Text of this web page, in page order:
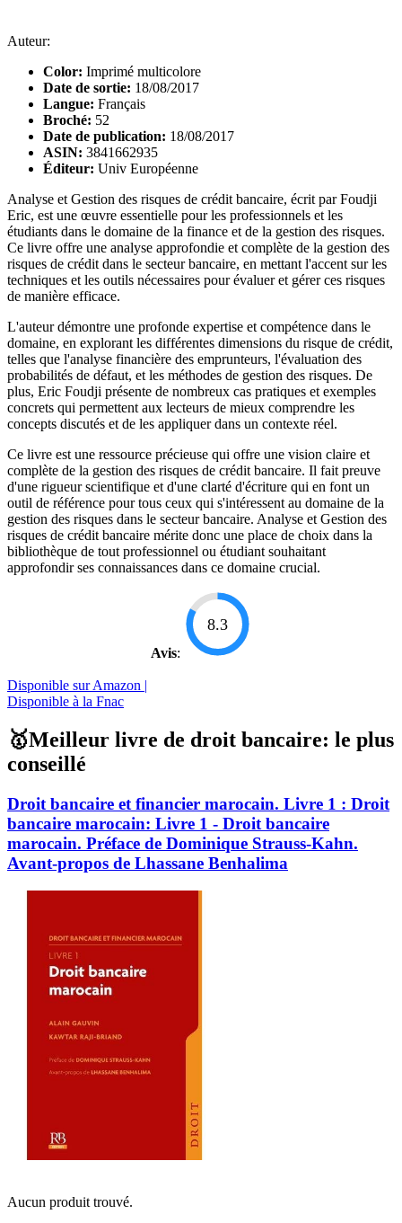
Auteur:
Color: Imprimé multicolore
Date de sortie: 18/08/2017
Langue: Français
Broché: 52
Date de publication: 18/08/2017
ASIN: 3841662935
Éditeur: Univ Européenne
Analyse et Gestion des risques de crédit bancaire, écrit par Foudji
Eric, est une œuvre essentielle pour les professionnels et les
étudiants dans le domaine de la finance et de la gestion des risques.
Ce livre offre une analyse approfondie et complète de la gestion des
risques de crédit dans le secteur bancaire, en mettant l'accent sur les
techniques et les outils nécessaires pour évaluer et gérer ces risques
de manière efficace.
L'auteur démontre une profonde expertise et compétence dans le
domaine, en explorant les différentes dimensions du risque de crédit,
telles que l'analyse financière des emprunteurs, l'évaluation des
probabilités de défaut, et les méthodes de gestion des risques. De
plus, Eric Foudji présente de nombreux cas pratiques et exemples
concrets qui permettent aux lecteurs de mieux comprendre les
concepts discutés et de les appliquer dans un contexte réel.
Ce livre est une ressource précieuse qui offre une vision claire et
complète de la gestion des risques de crédit bancaire. Il fait preuve
d'une rigueur scientifique et d'une clarté d'écriture qui en font un
outil de référence pour tous ceux qui s'intéressent au domaine de la
gestion des risques dans le secteur bancaire. Analyse et Gestion des
risques de crédit bancaire mérite donc une place de choix dans la
bibliothèque de tout professionnel ou étudiant souhaitant
approfondir ses connaissances dans ce domaine crucial.
Avis:
8.3
Disponible sur Amazon |
Disponible à la Fnac
🥇Meilleur livre de droit bancaire: le plus
conseillé
Droit bancaire et financier marocain. Livre 1 : Droit
bancaire marocain: Livre 1 - Droit bancaire
marocain. Préface de Dominique Strauss-Kahn.
Avant-propos de Lhassane Benhalima
Aucun produit trouvé.